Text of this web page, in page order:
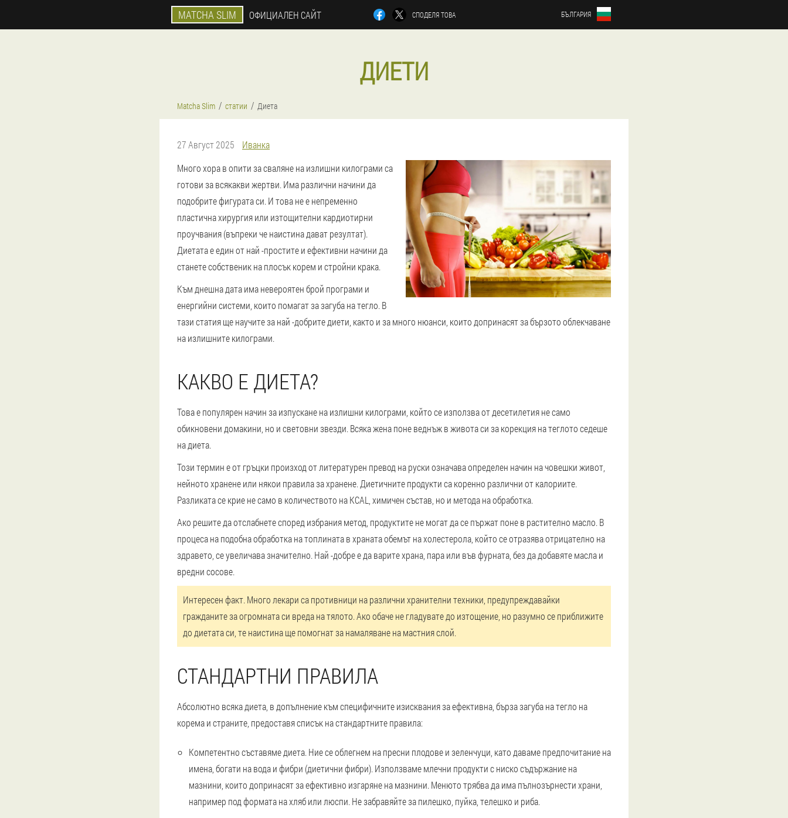
MATCHA SLIM ОФИЦИАЛЕН САЙТ СПОДЕЛЯ ТОВА БЪЛГАРИЯ
ДИЕТИ
Matcha Slim статии Диета
27 Август 2025
Иванка
Много хора в опити за сваляне на излишни килограми са
готови за всякакви жертви. Има различни начини да
подобрите фигурата си. И това не е непременно
пластична хирургия или изтощителни кардиотирни
проучвания (въпреки че наистина дават резултат).
Диетата е един от най -простите и ефективни начини да
станете собственик на плосък корем и стройни крака.
Към днешна дата има невероятен брой програми и
енергийни системи, които помагат за загуба на тегло. В
тази статия ще научите за най -добрите диети, както и за много нюанси, които допринасят за бързото облекчаване
на излишните килограми.
КАКВО Е ДИЕТА?
Това е популярен начин за изпускане на излишни килограми, който се използва от десетилетия не само
обикновени домакини, но и световни звезди. Всяка жена поне веднъж в живота си за корекция на теглото седеше
на диета.
Този термин е от гръцки произход от литературен превод на руски означава определен начин на човешки живот,
нейното хранене или някои правила за хранене. Диетичните продукти са коренно различни от калориите.
Разликата се крие не само в количеството на KCAL, химичен състав, но и метода на обработка.
Ако решите да отслабнете според избрания метод, продуктите не могат да се пържат поне в растително масло. В
процеса на подобна обработка на топлината в храната обемът на холестерола, който се отразява отрицателно на
здравето, се увеличава значително. Най -добре е да варите храна, пара или във фурната, без да добавяте масла и
вредни сосове.
Интересен факт. Много лекари са противници на различни хранителни техники, предупреждавайки
гражданите за огромната си вреда на тялото. Ако обаче не гладувате до изтощение, но разумно се приближите
до диетата си, те наистина ще помогнат за намаляване на мастния слой.
СТАНДАРТНИ ПРАВИЛА
Абсолютно всяка диета, в допълнение към специфичните изисквания за ефективна, бърза загуба на тегло на
корема и страните, предоставя списък на стандартните правила:
Компетентно съставяме диета. Ние се облегнем на пресни плодове и зеленчуци, като даваме предпочитание на
имена, богати на вода и фибри (диетични фибри). Използваме млечни продукти с ниско съдържание на
мазнини, които допринасят за ефективно изгаряне на мазнини. Менюто трябва да има пълнозърнести храни,
например под формата на хляб или люспи. Не забравяйте за пилешко, пуйка, телешко и риба.